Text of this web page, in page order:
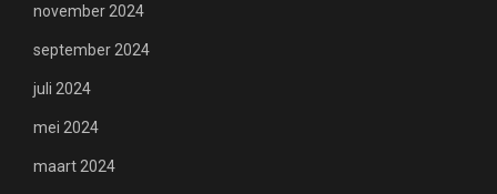
november 2024
september 2024
juli 2024
mei 2024
maart 2024